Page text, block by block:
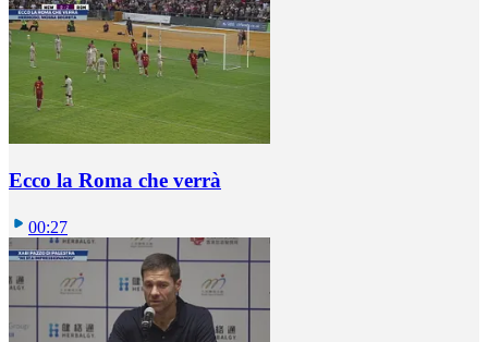
Ecco la Roma che verrà
00:27